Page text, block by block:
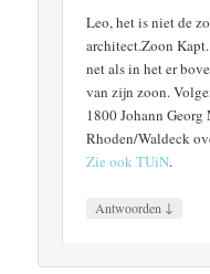
Leo, het is niet de
architect.Zoon
net als in het er
van zijn zoon.
1800 Johann
Rhoden/Waldeck
Zie ook TUiN.
Antwoorden ↓